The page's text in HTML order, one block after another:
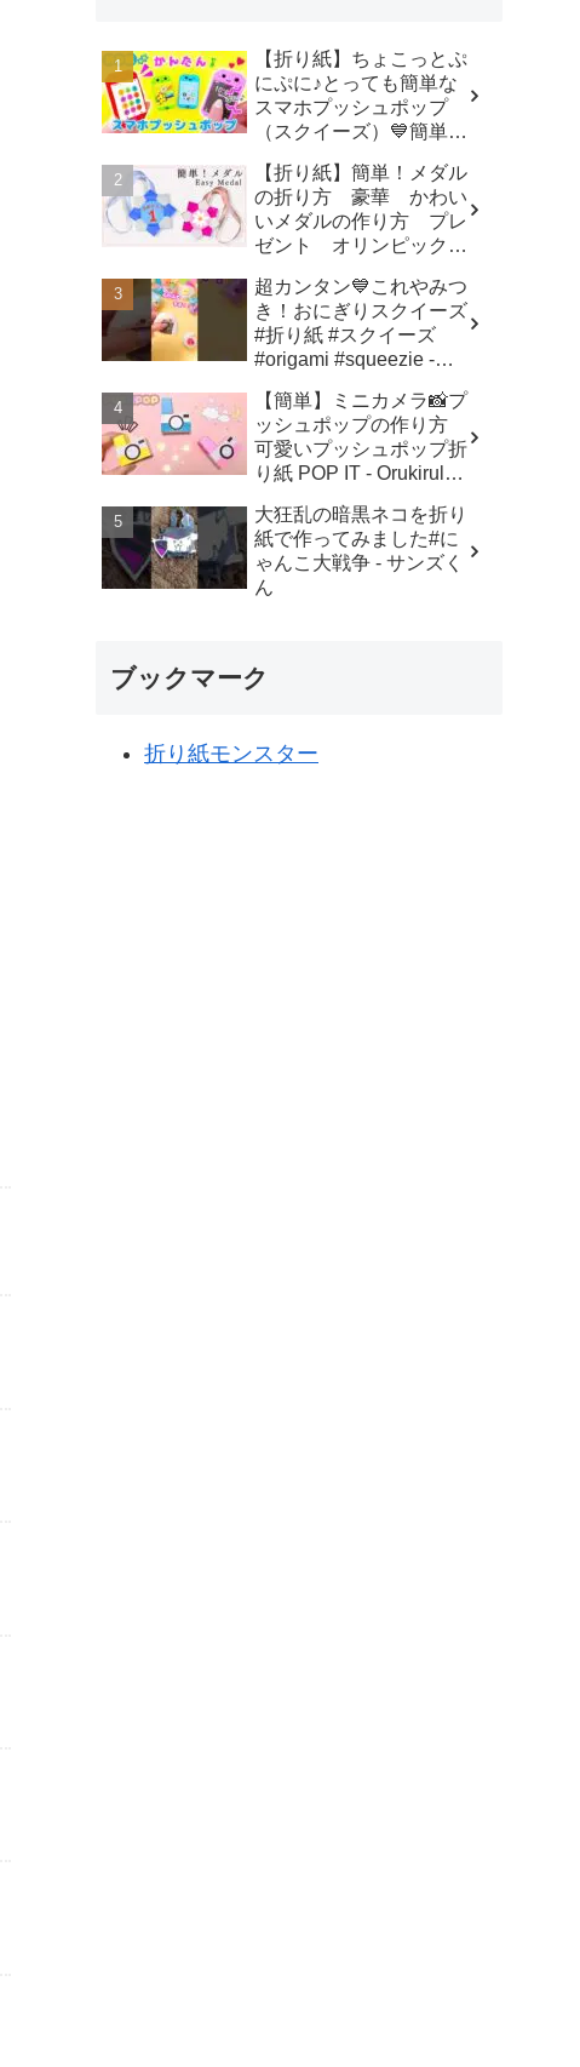
【折り紙】ちょこっとぷ
にぷに♪とっても簡単な
スマホプッシュポップ
（スクイーズ）💙簡単可
make popit smartphone
Origami -
SodaCatOrigami 楽しい
折り紙♪
【折り紙】簡単！メダル
の折り方 豪華 かわい
いメダルの作り方 プレ
ゼント オリンピックメ
origamilibrary
超カンタン💙これやみつ
き！おにぎりスクイーズ
#折り紙 #スクイーズ
#origami #squeezie -
折り紙♪
【簡単】ミニカメラ📸プ
ッシュポップの作り方
可愛いプッシュポップ折
り紙 POP IT - Orukirulab
大狂乱の暗黒ネコを折り
紙で作ってみました#に
ゃんこ大戦争 - サンズく
ん
ブックマーク
折り紙モンスター